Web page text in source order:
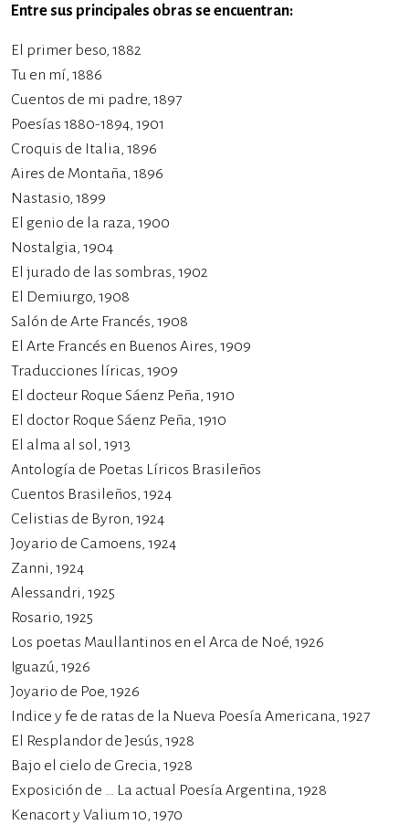
Entre sus principales obras se encuentran:
El primer beso, 1882
Tu en mí, 1886
Cuentos de mi padre, 1897
Poesías 1880-1894, 1901
Croquis de Italia, 1896
Aires de Montaña, 1896
Nastasio, 1899
El genio de la raza, 1900
Nostalgia, 1904
El jurado de las sombras, 1902
El Demiurgo, 1908
Salón de Arte Francés, 1908
El Arte Francés en Buenos Aires, 1909
Traducciones líricas, 1909
El docteur Roque Sáenz Peña, 1910
El doctor Roque Sáenz Peña, 1910
El alma al sol, 1913
Antología de Poetas Líricos Brasileños
Cuentos Brasileños, 1924
Celistias de Byron, 1924
Joyario de Camoens, 1924
Zanni, 1924
Alessandri, 1925
Rosario, 1925
Los poetas Maullantinos en el Arca de Noé, 1926
Iguazú, 1926
Joyario de Poe, 1926
Indice y fe de ratas de la Nueva Poesía Americana, 1927
El Resplandor de Jesús, 1928
Bajo el cielo de Grecia, 1928
Exposición de … La actual Poesía Argentina, 1928
Kenacort y Valium 10, 1970